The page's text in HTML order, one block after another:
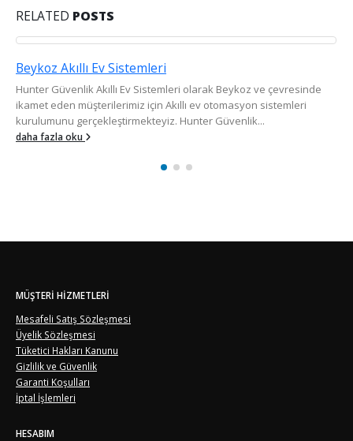
RELATED POSTS
Beykoz Akıllı Ev Sistemleri
Hunter Güvenlik Akıllı Ev Sistemleri olarak Beykoz ve çevresinde
ikamet eden müşterilerimiz için Akıllı ev otomasyon sistemleri
kurulumunu gerçekleştirmekteyiz. Hunter Güvenlik...
daha fazla oku
MÜŞTERI HIZMETLERI
Mesafeli Satış Sözleşmesi
Üyelik Sözleşmesi
Tüketici Hakları Kanunu
Gizlilik ve Güvenlik
Garanti Koşulları
İptal İşlemleri
HESABIM